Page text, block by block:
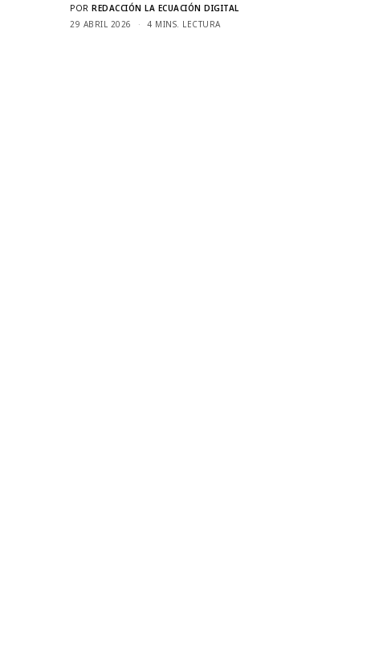
POR REDACCIÓN LA ECUACIÓN DIGITAL
29 ABRIL 2026
4 MINS. LECTURA